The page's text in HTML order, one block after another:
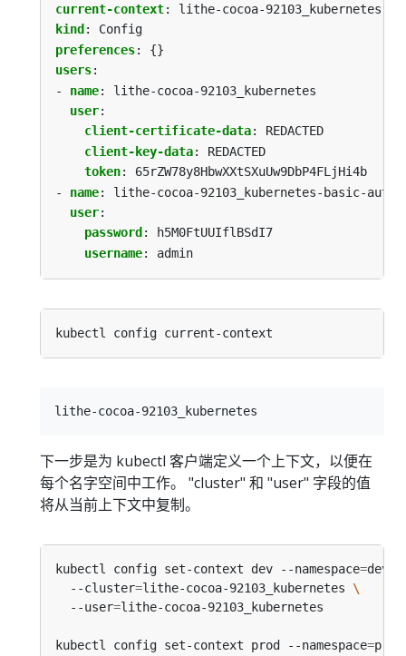
current-context:
lithe-cocoa-92103_kubernetes
kind :
Config
preferences:
{}
users:
- name:
lithe-cocoa-92103_kubernetes
user:
client-certificate-data:
REDACTED
client-key-data:
REDACTED
token:
65rZW78y8HbwXXtSXuUw9DbP4FLjHi4b
- name:
lithe-cocoa-92103_kubernetes-basic-auth
user:
password :
h5M0FtUUIflBSdI7
username: admin
下一步是为 kubectl 客户端定义一个上下文，以便在
每个名字空间中工作。 "cluster" 和 "user" 字段的值
将从当前上下文中复制。
kubectl config set-context dev --namespace=
  --cluster
=lithe-cocoa-92103_kubernetes
  --user
=
kubectl config set-context prod --namespace=